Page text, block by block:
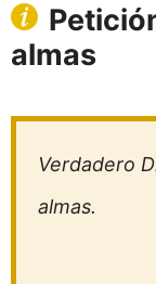
almas
Verdadero
almas.